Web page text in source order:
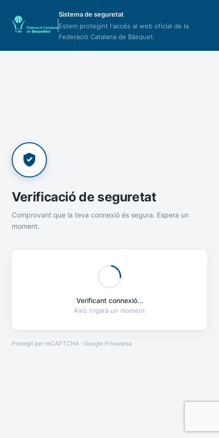
Sistema de seguretat
Estem protegint l'accés al web oficial de la
Federació Catalana de Bàsquet.
Verificació de seguretat
Comprovant que la teva connexió és segura. Espera un
moment.
Verificant connexió...
Això trigarà un moment
Protegit per reCAPTCHA · Google Privadesa